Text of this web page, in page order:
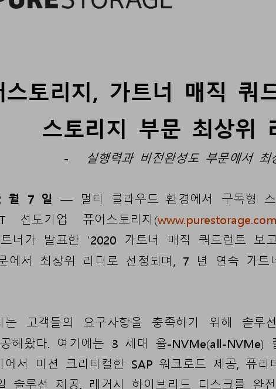
스토리지 가트너 매직 쿼
스토리지
부문 최상위
실행력과 비전완성도 부문에서 최
월 7 일 멀티 클라우드 환경에서 구독형
선도기업 퓨어스토리지 (
너가 발표한 ‘2020 가트너 매직 쿼드런트 보
에서 최 상위 리더로 선정 되며 7 년 연속 가트
는 고 객들의 요구 사항을 충족하기 위해 솔루
해왔다 여기에는 3 세대 올 NVMe(all NVMe)
에서 미션 크리티컬 한 SAP 워크로드 제공 퓨리
솔루션 제공 레거시 하이브리드 디스크를 완